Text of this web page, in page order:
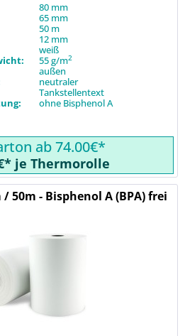
80 mm
65 mm
50 m
12 mm
weiß
55 g/m2
außen
neutraler
Tankstellentext
ohne Bisphenol A
ab 74.00€*
je Thermorolle
50m - Bisphenol A (BPA) frei